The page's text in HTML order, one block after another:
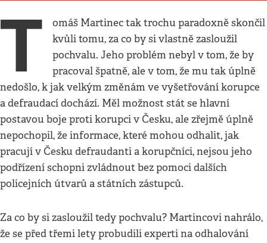
T
omáš Martinec tak trochu paradoxně skončil
kvůli tomu, za co by si vlastně zasloužil
pochvalu. Jeho problém nebyl v tom, že by
pracoval špatně, ale v tom, že mu tak úplně
nedošlo, k jak velkým změnám ve vyšetřování korupce
a defraudací dochází. Měl možnost stát se hlavní
postavou boje proti korupci v Česku, ale zřejmě úplně
nepochopil, že informace, které mohou odhalit, jak
pracují v Česku defraudanti a korupčníci, nejsou jeho
podřízení schopni zvládnout bez pomoci dalších
policejních útvarů a státních zástupců.
Za co by si zasloužil tedy pochvalu? Martincovi nahrálo,
že se před třemi lety probudili experti na odhalování